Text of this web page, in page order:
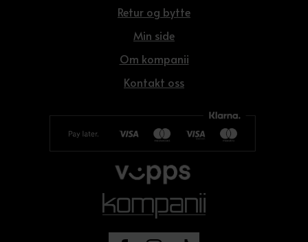
Retur og bytte
Min side
Om kompanii
Kontakt oss